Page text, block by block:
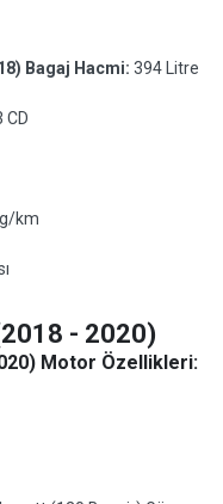
Bagaj Hacmi: 394 Litre
CD
km
- 2020)
Motor Özellikleri: